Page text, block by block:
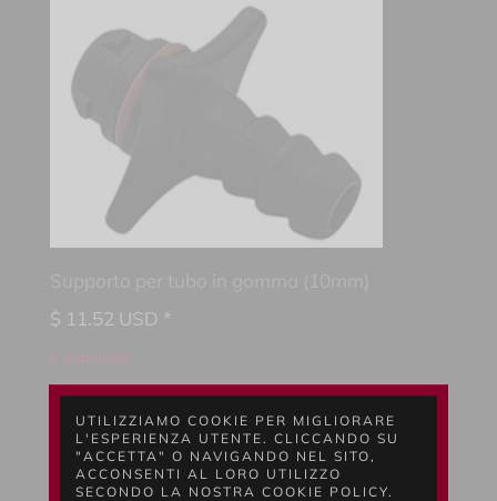
$ 11.52 USD *
1
AGGIUNGI AL
CARRELLO
UTILIZZIAMO COOKIE PER MIGLIORARE
L'ESPERIENZA UTENTE. CLICCANDO SU
"ACCETTA" O NAVIGANDO NEL SITO,
ACCONSENTI AL LORO UTILIZZO
SECONDO LA NOSTRA COOKIE POLICY.